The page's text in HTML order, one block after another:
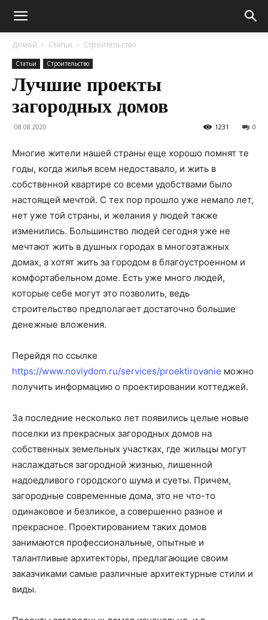
Домой Статьи Строительство
Статьи Строительство
Лучшие проекты
загородных домов
08.08.2020 0
1231
Многие жители нашей страны еще хорошо помнят те
годы, когда жилья всем недоставало, и жить в
собственной квартире со всеми удобствами было
настоящей мечтой. С тех пор прошло уже немало лет,
нет уже той страны, и желания у людей также
изменились. Большинство людей сегодня уже не
мечтают жить в душных городах в многоэтажных
домах, а хотят жить за городом в благоустроенном и
комфортабельном доме. Есть уже много людей,
которые себе могут это позволить, ведь
строительство предполагает достаточно большие
денежные вложения.
Перейдя по ссылке
https://www.noviydom.ru/services/proektirovanie можно
получить информацию о проектировании коттеджей.
За последние несколько лет появились целые новые
поселки из прекрасных загородных домов на
собственных земельных участках, где жильцы могут
наслаждаться загородной жизнью, лишенной
надоедливого городского шума и суеты. Причем,
загородные современные дома, это не что-то
одинаковое и безликое, а совершенно разное и
прекрасное. Проектированием таких домов
занимаются профессиональные, опытные и
талантливые архитекторы, предлагающие своим
заказчиками самые различные архитектурные стили и
виды.